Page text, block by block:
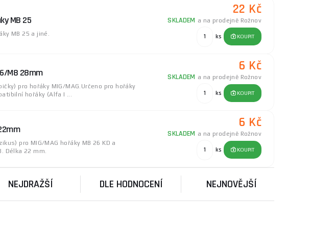
materiálů a ochranných prostředků. Důraz je kladen na kvalitu,
svařovací techniky a ručního nářadí.
neváhejte navštívit naši
MB 25
MB 25 a jiné.
22 Kč
SKLADEM a na prodejně Rožnov
ks KOUPIT
M8 28mm
pro hořáky MIG/MAG.Určeno pro hořáky
hořáky (Alfa I ...
6 Kč
SKLADEM a na prodejně Rožnov
ks KOUPIT
pro MIG/MAG hořáky MB 26 KD a
Délka 22 mm.
6 Kč
SKLADEM a na prodejně Rožnov
ks KOUPIT
NEJDRAŽŠÍ DLE HODNOCENÍ NEJNOVĚJŠÍ